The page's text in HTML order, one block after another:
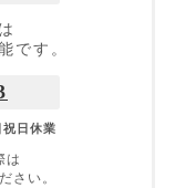
です。
日休業
は
さい。